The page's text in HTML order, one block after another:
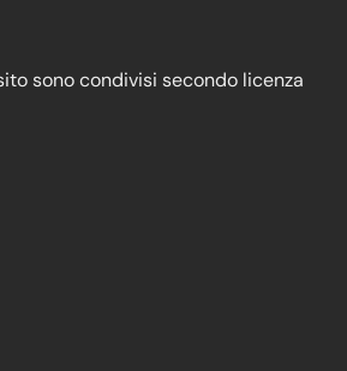
sono condivisi secondo licenza